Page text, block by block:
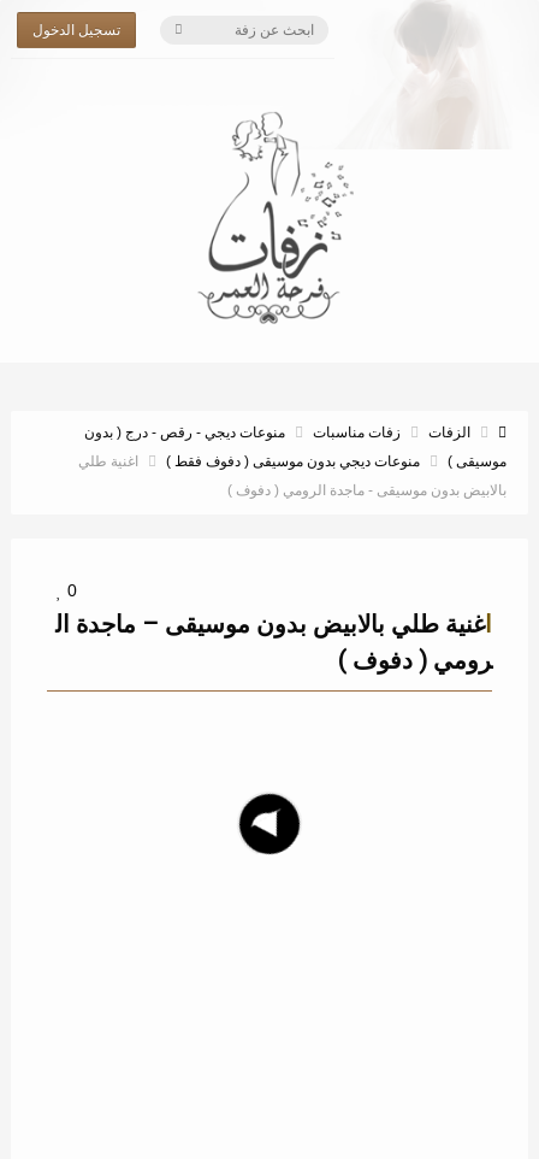
تسجيل الدخول
الزفات زفات مناسبات
منوعات ديجي - رقص - درج ( بدون
موسيقى )
منوعات ديجي بدون موسيقى ( دفوف فقط )
اغنية طلي
بالابيض بدون موسيقى - ماجدة الرومي ( دفوف )
0
اغنية طلي بالابيض بدون موسيقى – ماجدة ال
رومي ( دفوف )